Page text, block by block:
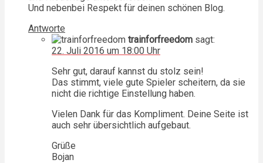
Und nebenbei Respekt für deinen schönen Blog.
Antworte
trainforfreedom sagt:
22. Juli 2016 um 18:00 Uhr
Sehr gut, darauf kannst du stolz sein!
Das stimmt, viele gute Spieler scheitern, da sie
nicht die richtige Einstellung haben.
Vielen Dank für das Kompliment. Deine Seite ist
auch sehr übersichtlich aufgebaut.
Grüße
Bojan